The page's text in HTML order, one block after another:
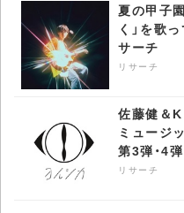
夏の甲子
く」を歌
サーチ
リサーチ
佐藤健＆K
ミュージ
第3弾・4
リサーチ
リサーチ